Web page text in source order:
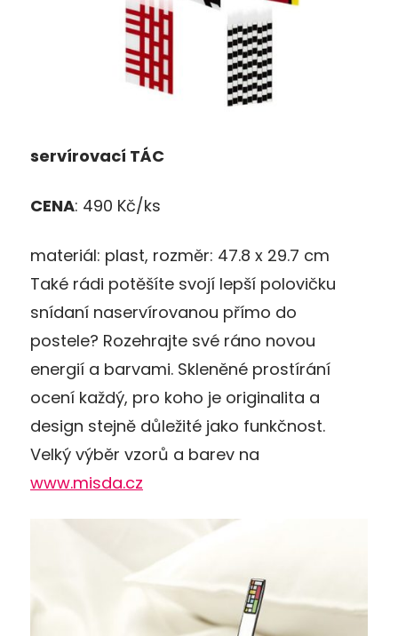
servírovací TÁC
CENA: 490 Kč/ks
materiál: plast, rozměr: 47.8 x 29.7 cm
Také rádi potěšíte svojí lepší polovičku
snídaní naservírovanou přímo do
postele? Rozehrajte své ráno novou
energií a barvami. Skleněné prostírání
ocení každý, pro koho je originalita a
design stejně důležité jako funkčnost.
Velký výběr vzorů a barev na
www.misda.cz